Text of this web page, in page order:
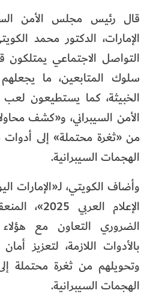
تكنولوجيا
من العالم
الأكثر قراءة
قال رئيس مجلس الأمن
الإمارات، الدكتور محمد
التواصل الاجتماعي يمتلكون
سلوك المتابعين، ما
الخبيثة، كما يستطيعون
الأمن السيبراني، و«كشف
من «ثغرة محتملة» إلى
الهجمات السيبرانية.
وأضاف الكويتي،
الإعلام
الضروري التعاون مع هؤلاء
بالأدوات اللازمة، لتعزيز
وتحويلهم من ثغرة
الهجمات السيبرانية.